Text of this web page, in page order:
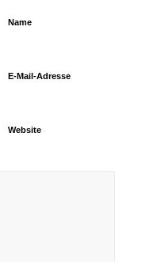
Name
E-Mail-Adresse
Website